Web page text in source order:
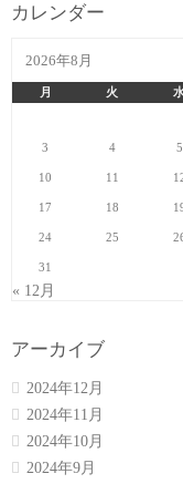
カレンダー
2026年8月
月 火
3 4 5
10 11
17 18
24 25
31
« 12月
アーカイブ
2024年12月
2024年11月
2024年10月
2024年9月